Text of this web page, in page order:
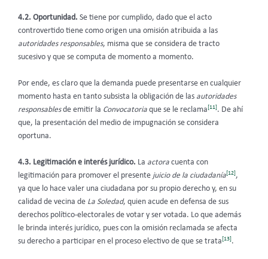
4.2. Oportunidad. Se tiene por cumplido, dado que el acto
controvertido tiene como origen una omisión atribuida a las
autoridades responsables, misma que se considera de tracto
sucesivo y que se computa de momento a momento.
Por ende, es claro que la demanda puede presentarse en cualquier
momento hasta en tanto subsista la obligación de las autoridades
responsablesde emitir la Convocatoria que se le reclama[11]. De ahí
que, la presentación del medio de impugnación se considera
oportuna.
4.3. Legitimación e interés jurídico. La actora cuenta con
legitimación para promover el presente juicio de la ciudadanía[12],
ya que lo hace valer una ciudadana por su propio derecho y, en su
calidad de vecina de La Soledad, quien acude en defensa de sus
derechos político-electorales de votar y ser votada. Lo que además
le brinda interés jurídico, pues con la omisión reclamada se afecta
su derecho a participar en el proceso electivo de que se trata[13].